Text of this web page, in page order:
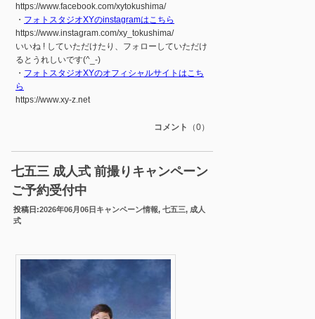
https://www.facebook.com/xytokushima/
・ フォトスタジオXYのinstagramはこちら
https://www.instagram.com/xy_tokushima/
いいね ! していただけたり、フォローしていただけ
るとうれしいです(^_-)
・ フォトスタジオXYのオフィシャルサイトはこち
ら
https://www.xy-z.net
コメント （0）
七五三 成人式 前撮りキャンペーン
ご予約受付中
投稿日:2026年06月06日 キャンペーン情報,七五三, 成人
式